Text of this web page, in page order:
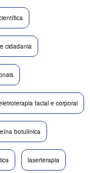
cidadania
facial e corporal
botulínica
laserterapia